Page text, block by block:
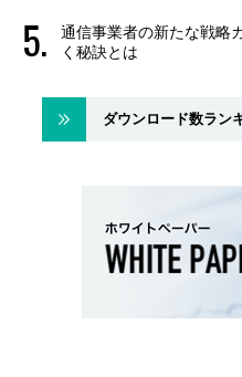
通信事業者の新たな戦
く秘訣とは
ダウンロード数ラン